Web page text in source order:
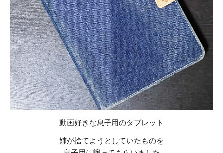
動画好きな息子用のタブレット
姉が捨てようとしていたものを